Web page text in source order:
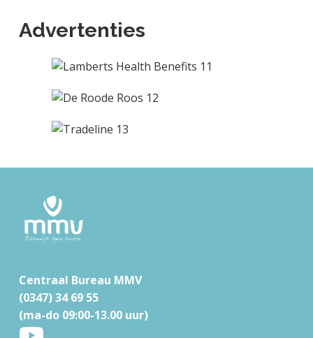
Advertenties
Centraal Bureau MMV
(0347) 34 69 55
(ma-do 09:00-13.00 uur)